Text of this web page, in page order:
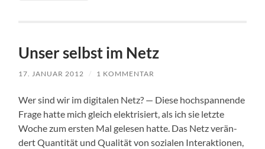
Unser selbst im Netz
17. JANUAR 2012 / 1 KOMMENTAR
Wer sind wir im digi­ta­len Netz? — Die­se hoch­span­nen­de
Fra­ge hat­te mich gleich elek­tri­siert, als ich sie letz­te
Woche zum ers­ten Mal gele­sen hat­te. Das Netz ver­än­
dert Quan­ti­tät und Qua­li­tät von sozia­len Inter­ak­tio­nen,